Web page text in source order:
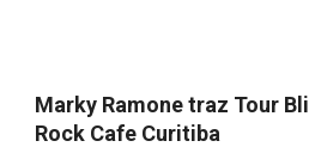
Marky Ramone traz Tour
Rock Cafe Curitiba